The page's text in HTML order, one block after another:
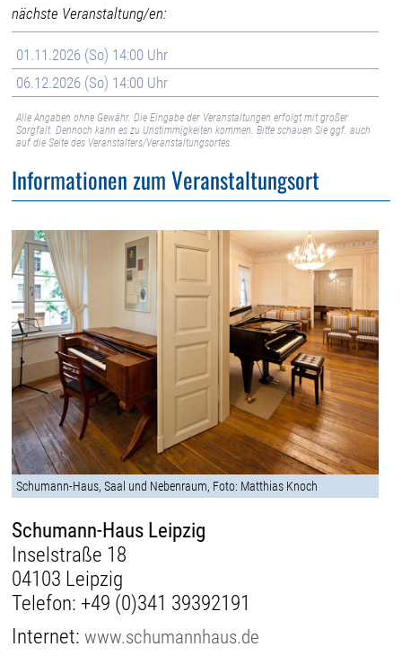
nächste Veranstaltung/en:
01.11.2026 (So) 14:00 Uhr
06.12.2026 (So) 14:00 Uhr
Alle Angaben ohne Gewähr. Die Eingabe der Veranstaltungen erfolgt mit großer
Sorgfalt. Dennoch kann es zu Unstimmigkeiten kommen. Bitte schauen Sie ggf. auch
auf die Seite des Veranstalters/Veranstaltungsortes.
Informationen zum Veranstaltungsort
Schumann-Haus, Saal und Nebenraum, Foto: Matthias Knoch
Schumann-Haus Leipzig
Inselstraße 18
04103 Leipzig
Telefon: +49 (0)341 39392191
Internet:www.schumannhaus.de